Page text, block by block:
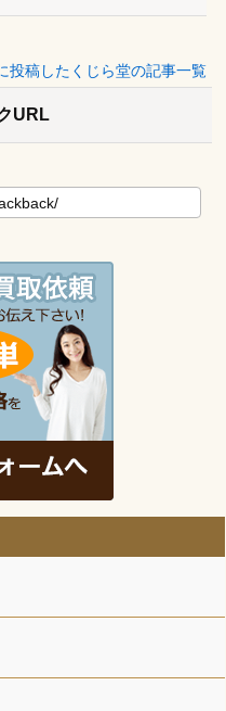
投稿したくじら堂の記事一覧
URL